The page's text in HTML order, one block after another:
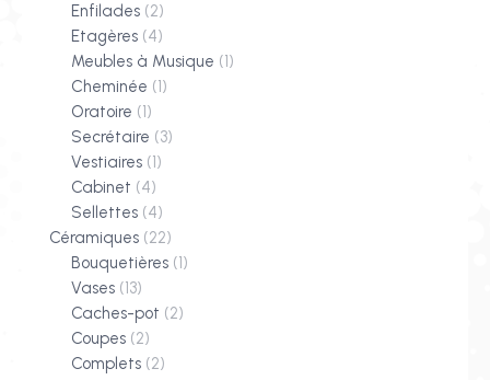
Enfilades (2)
Etagères (4)
Meubles à Musique (1)
Cheminée (1)
Oratoire (1)
Secrétaire (3)
Vestiaires (1)
Cabinet (4)
Sellettes (4)
Céramiques (22)
Bouquetières (1)
Vases (13)
Caches-pot (2)
Coupes (2)
Complets (2)